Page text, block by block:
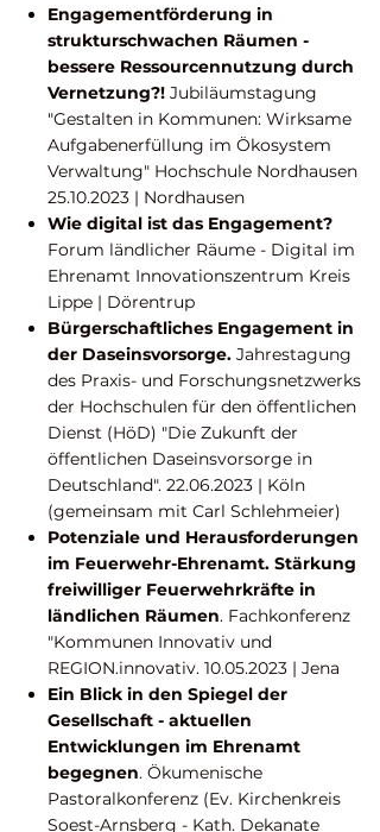
Engagementförderung in
strukturschwachen Räumen -
bessere Ressourcennutzung durch
Vernetzung?! Jubiläumstagung
"Gestalten in Kommunen: Wirksame
Aufgabenerfüllung im Ökosystem
Verwaltung" Hochschule Nordhausen
25.10.2023 | Nordhausen
Wie digital ist das Engagement?
Forum ländlicher Räume - Digital im
Ehrenamt Innovationszentrum Kreis
Lippe | Dörentrup
Bürgerschaftliches Engagement in
der Daseinsvorsorge. Jahrestagung
des Praxis- und Forschungsnetzwerks
der Hochschulen für den öffentlichen
Dienst (HöD) "Die Zukunft der
öffentlichen Daseinsvorsorge in
Deutschland". 22.06.2023 | Köln
(gemeinsam mit Carl Schlehmeier)
Potenziale und Herausforderungen
im Feuerwehr-Ehrenamt. Stärkung
freiwilliger Feuerwehrkräfte in
ländlichen Räumen. Fachkonferenz
"Kommunen Innovativ und
REGION.innovativ. 10.05.2023 | Jena
Ein Blick in den Spiegel der
Gesellschaft - aktuellen
Entwicklungen im Ehrenamt
begegnen. Ökumenische
Pastoralkonferenz (Ev. Kirchenkreis
Soest-Arnsberg - Kath. Dekanate